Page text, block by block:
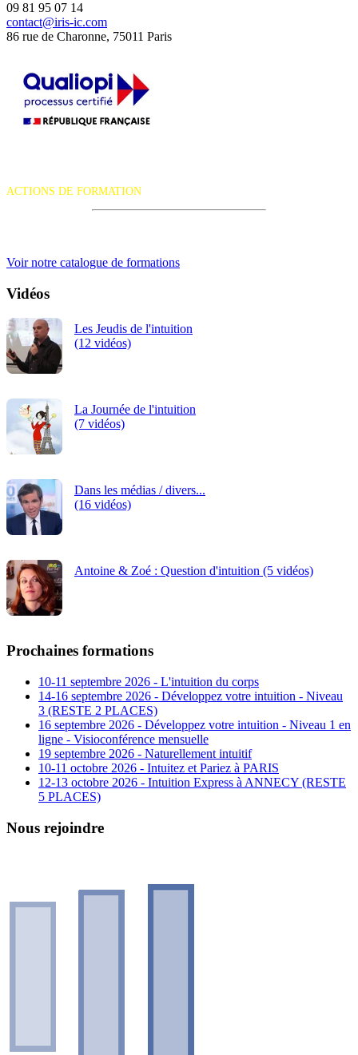
09 81 95 07 14
contact@iris-ic.com
86 rue de Charonne, 75011 Paris
ACTIONS DE FORMATION
Voir notre catalogue de formations
Vidéos
Les Jeudis de l'intuition
(12 vidéos)
La Journée de l'intuition
(7 vidéos)
Dans les médias / divers...
(16 vidéos)
Antoine & Zoé : Question d'intuition (5 vidéos)
Prochaines formations
10-11 septembre 2026 - L'intuition du corps
14-16 septembre 2026 - Développez votre intuition - Niveau
3 (RESTE 2 PLACES)
16 septembre 2026 - Développez votre intuition - Niveau 1 en
ligne - Visioconférence mensuelle
19 septembre 2026 - Naturellement intuitif
10-11 octobre 2026 - Intuitez et Pariez à PARIS
12-13 octobre 2026 - Intuition Express à ANNECY (RESTE
5 PLACES)
Nous rejoindre